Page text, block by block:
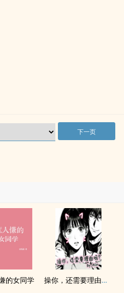
下一页
的女同学 操你，还需要理由吗？(校园H)